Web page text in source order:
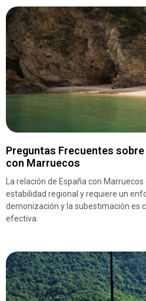
Preguntas Frecuentes
con Marruecos
La relación de España con
estabilidad regional y requiere un
demonización y la subestimación es
efectiva.